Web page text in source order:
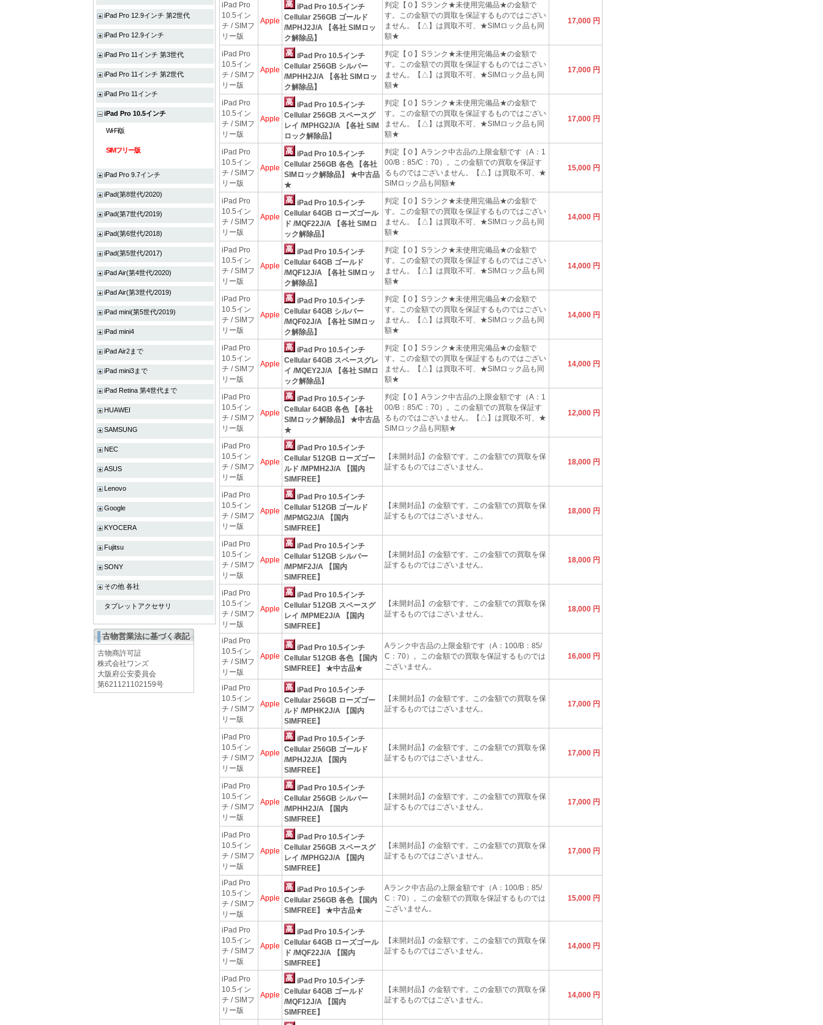
iPad Pro
10.5イン
チ / SIMフ
リー版
Apple
iPad Pro 10.5インチ
Cellular 256GB ゴールド
/MPHJ2J/A 【各社 SIMロッ
ク解除品】
判定【Ｏ】Sランク★未使用完備品★の金額で
す。この金額での買取を保証するものではござい
ません。【△】は買取不可、★SIMロック品も同
額★
17,000 円
iPad Pro
10.5イン
チ / SIMフ
リー版
Apple
iPad Pro 10.5インチ
Cellular 256GB シルバー
/MPHH2J/A 【各社 SIMロッ
ク解除品】
判定【Ｏ】Sランク★未使用完備品★の金額で
す。この金額での買取を保証するものではござい
ません。【△】は買取不可、★SIMロック品も同
額★
17,000 円
iPad Pro
10.5イン
チ / SIMフ
リー版
Apple
iPad Pro 10.5インチ
Cellular 256GB スペースグ
レイ /MPHG2J/A 【各社 SIM
ロック解除品】
判定【Ｏ】Sランク★未使用完備品★の金額で
す。この金額での買取を保証するものではござい
ません。【△】は買取不可、★SIMロック品も同
額★
17,000 円
iPad Pro
10.5イン
チ / SIMフ
リー版
Apple
iPad Pro 10.5インチ
Cellular 256GB 各色 【各社
SIMロック解除品】 ★中古品
★
判定【Ｏ】Aランク中古品の上限金額です（A：1
00/B：85/C：70）。この金額での買取を保証す
るものではございません。【△】は買取不可、★
SIMロック品も同額★
15,000 円
iPad Pro
10.5イン
チ / SIMフ
リー版
Apple
iPad Pro 10.5インチ
Cellular 64GB ローズゴール
ド /MQF22J/A 【各社 SIMロ
ック解除品】
判定【Ｏ】Sランク★未使用完備品★の金額で
す。この金額での買取を保証するものではござい
ません。【△】は買取不可、★SIMロック品も同
額★
14,000 円
iPad Pro
10.5イン
チ / SIMフ
リー版
Apple
iPad Pro 10.5インチ
Cellular 64GB ゴールド
/MQF12J/A 【各社 SIMロッ
ク解除品】
判定【Ｏ】Sランク★未使用完備品★の金額で
す。この金額での買取を保証するものではござい
ません。【△】は買取不可、★SIMロック品も同
額★
14,000 円
iPad Pro
10.5イン
チ / SIMフ
リー版
Apple
iPad Pro 10.5インチ
Cellular 64GB シルバー
/MQF02J/A 【各社 SIMロッ
ク解除品】
判定【Ｏ】Sランク★未使用完備品★の金額で
す。この金額での買取を保証するものではござい
ません。【△】は買取不可、★SIMロック品も同
額★
14,000 円
iPad Pro
10.5イン
チ / SIMフ
リー版
Apple
iPad Pro 10.5インチ
Cellular 64GB スペースグレ
イ /MQEY2J/A 【各社 SIMロ
ック解除品】
判定【Ｏ】Sランク★未使用完備品★の金額で
す。この金額での買取を保証するものではござい
ません。【△】は買取不可、★SIMロック品も同
額★
14,000 円
iPad Pro
10.5イン
チ / SIMフ
リー版
Apple
iPad Pro 10.5インチ
Cellular 64GB 各色 【各社
SIMロック解除品】 ★中古品
★
判定【Ｏ】Aランク中古品の上限金額です（A：1
00/B：85/C：70）。この金額での買取を保証す
るものではございません。【△】は買取不可、★
SIMロック品も同額★
12,000 円
iPad Pro
10.5イン
チ / SIMフ
リー版
Apple
iPad Pro 10.5インチ
Cellular 512GB ローズゴー
ルド /MPMH2J/A 【国内
SIMFREE】
【未開封品】の金額です。この金額での買取を保
証するものではございません。
18,000 円
iPad Pro
10.5イン
チ / SIMフ
リー版
Apple
iPad Pro 10.5インチ
Cellular 512GB ゴールド
/MPMG2J/A 【国内
SIMFREE】
【未開封品】の金額です。この金額での買取を保
証するものではございません。
18,000 円
iPad Pro
10.5イン
チ / SIMフ
リー版
Apple
iPad Pro 10.5インチ
Cellular 512GB シルバー
/MPMF2J/A 【国内
SIMFREE】
【未開封品】の金額です。この金額での買取を保
証するものではございません。
18,000 円
iPad Pro
10.5イン
チ / SIMフ
リー版
Apple
iPad Pro 10.5インチ
Cellular 512GB スペースグ
レイ /MPME2J/A 【国内
SIMFREE】
【未開封品】の金額です。この金額での買取を保
証するものではございません。
18,000 円
iPad Pro
10.5イン
チ / SIMフ
リー版
Apple
iPad Pro 10.5インチ
Cellular 512GB 各色 【国内
SIMFREE】 ★中古品★
Aランク中古品の上限金額です（A：100/B：85/
C：70）。この金額での買取を保証するものでは
ございません。
16,000 円
iPad Pro
10.5イン
チ / SIMフ
リー版
Apple
iPad Pro 10.5インチ
Cellular 256GB ローズゴー
ルド /MPHK2J/A 【国内
SIMFREE】
【未開封品】の金額です。この金額での買取を保
証するものではございません。
17,000 円
iPad Pro
10.5イン
チ / SIMフ
リー版
Apple
iPad Pro 10.5インチ
Cellular 256GB ゴールド
/MPHJ2J/A 【国内
SIMFREE】
【未開封品】の金額です。この金額での買取を保
証するものではございません。
17,000 円
iPad Pro
10.5イン
チ / SIMフ
リー版
Apple
iPad Pro 10.5インチ
Cellular 256GB シルバー
/MPHH2J/A 【国内
SIMFREE】
【未開封品】の金額です。この金額での買取を保
証するものではございません。
17,000 円
iPad Pro
10.5イン
チ / SIMフ
リー版
Apple
iPad Pro 10.5インチ
Cellular 256GB スペースグ
レイ /MPHG2J/A 【国内
SIMFREE】
【未開封品】の金額です。この金額での買取を保
証するものではございません。
17,000 円
iPad Pro
10.5イン
チ / SIMフ
リー版
Apple
iPad Pro 10.5インチ
Cellular 256GB 各色 【国内
SIMFREE】 ★中古品★
Aランク中古品の上限金額です（A：100/B：85/
C：70）。この金額での買取を保証するものでは
ございません。
15,000 円
iPad Pro
10.5イン
チ / SIMフ
リー版
Apple
iPad Pro 10.5インチ
Cellular 64GB ローズゴール
ド /MQF22J/A 【国内
SIMFREE】
【未開封品】の金額です。この金額での買取を保
証するものではございません。
14,000 円
iPad Pro
10.5イン
チ / SIMフ
リー版
Apple
iPad Pro 10.5インチ
Cellular 64GB ゴールド
/MQF12J/A 【国内
SIMFREE】
【未開封品】の金額です。この金額での買取を保
証するものではございません。
14,000 円
iPad Pro 12.9インチ 第2世代
iPad Pro 12.9インチ
iPad Pro 11インチ 第3世代
iPad Pro 11インチ 第2世代
iPad Pro 11インチ
iPad Pro 10.5インチ
Wi-Fi版
SIMフリー版
iPad Pro 9.7インチ
iPad(第8世代/2020)
iPad(第7世代/2019)
iPad(第6世代/2018)
iPad(第5世代/2017)
iPad Air(第4世代/2020)
iPad Air(第3世代/2019)
iPad mini(第5世代/2019)
iPad mini4
iPad Air2まで
iPad mini3まで
iPad Retina 第4世代まで
HUAWEI
SAMSUNG
NEC
ASUS
Lenovo
Google
KYOCERA
Fujitsu
SONY
その他 各社
タブレットアクセサリ
古物営業法に基づく表記
古物商許可証
株式会社ワンズ
大阪府公安委員会
第621121102159号